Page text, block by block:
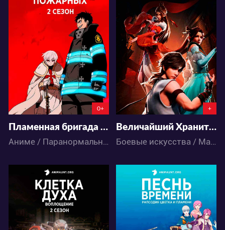
76154
74 79
0+
Пламенная бригада пожарных 2
Аниме / Паранормальное / Сёнэн / Экшен
20522
11 11
+
Величайший Хранитель Духов
Боевые искусства / Магия / Фэнтези / Аниме